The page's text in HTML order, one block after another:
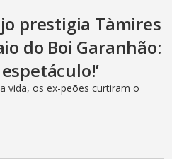
prestigia Tàmires
do Boi Garanhão:
vida, os ex-peões curtiram o